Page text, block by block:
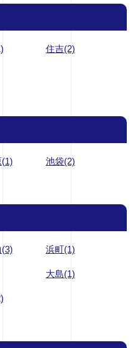
住吉(2)
池袋(2)
浜町(1)
大島(1)